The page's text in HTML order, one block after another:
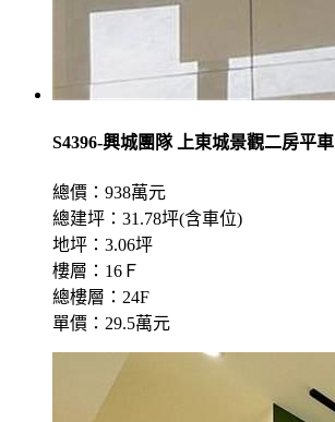
S4396-興城團隊 上東城景觀二房平車
總價：938萬元
總建坪：31.78坪(含車位)
地坪：3.06坪
樓層：16Ｆ
總樓層：24F
單價：29.5萬元